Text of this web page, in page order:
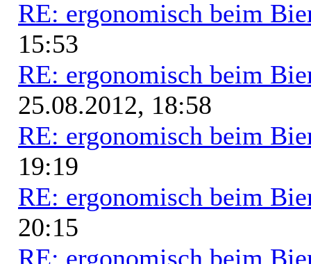
RE: ergonomisch beim
15:53
RE: ergonomisch beim
25.08.2012, 18:58
RE: ergonomisch beim
19:19
RE: ergonomisch beim
20:15
RE: ergonomisch beim